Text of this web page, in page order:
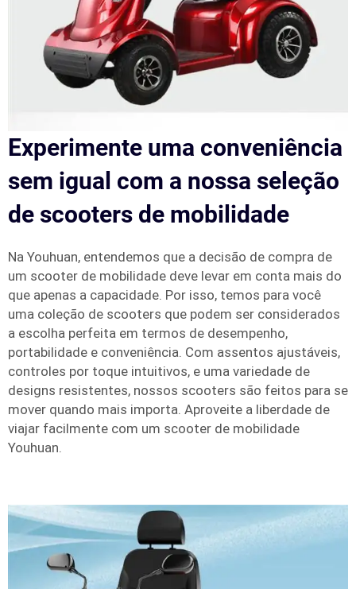
Experimente uma conveniência
sem igual com a nossa seleção
de scooters de mobilidade
Na Youhuan, entendemos que a decisão de compra de
um scooter de mobilidade deve levar em conta mais do
que apenas a capacidade. Por isso, temos para você
uma coleção de scooters que podem ser considerados
a escolha perfeita em termos de desempenho,
portabilidade e conveniência. Com assentos ajustáveis,
controles por toque intuitivos, e uma variedade de
designs resistentes, nossos scooters são feitos para se
mover quando mais importa. Aproveite a liberdade de
viajar facilmente com um scooter de mobilidade
Youhuan.